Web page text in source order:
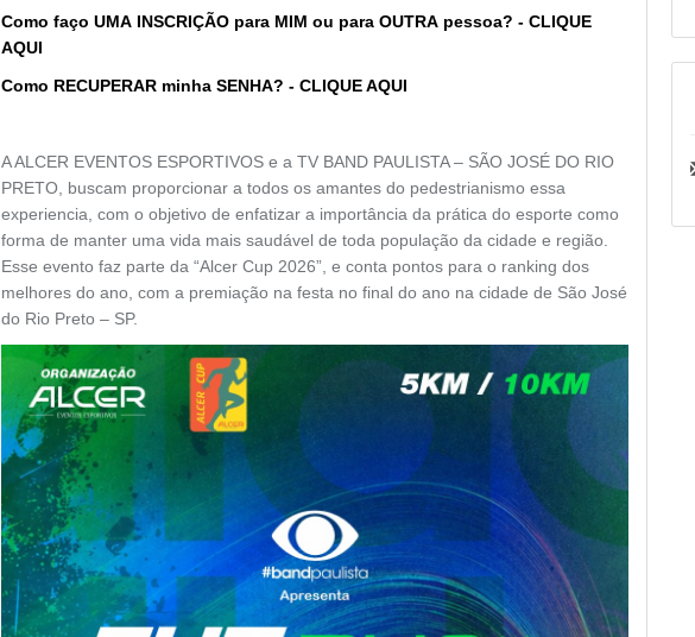
Como faço UMA INSCRIÇÃO para MIM ou para OUTRA pessoa? - CLIQUE
AQUI
Como RECUPERAR minha SENHA? - CLIQUE AQUI
A ALCER EVENTOS ESPORTIVOS e a TV BAND PAULISTA – SÃO JOSÉ DO RIO
PRETO, buscam proporcionar a todos os amantes do pedestrianismo essa
experiencia, com o objetivo de enfatizar a importância da prática do esporte como
forma de manter uma vida mais saudável de toda população da cidade e região.
Esse evento faz parte da “Alcer Cup 2026”, e conta pontos para o ranking dos
melhores do ano, com a premiação na festa no final do ano na cidade de São José
do Rio Preto – SP.